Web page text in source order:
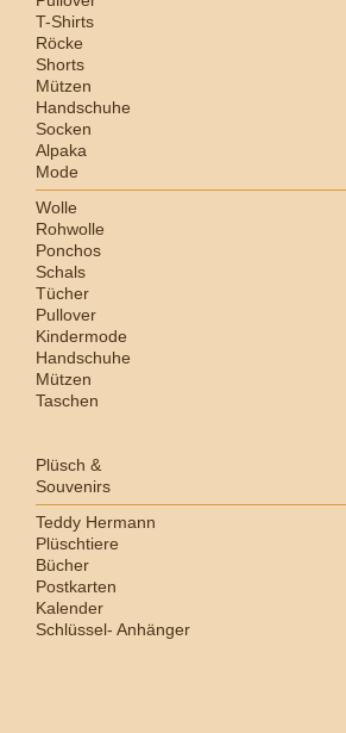
T-Shirts
Röcke
Shorts
Mützen
Handschuhe
Socken
Alpaka
Mode
Wolle
Rohwolle
Ponchos
Schals
Tücher
Pullover
Kindermode
Handschuhe
Mützen
Taschen
Plüsch &
Souvenirs
Teddy Hermann
Plüschtiere
Bücher
Postkarten
Kalender
Schlüssel- Anhänger